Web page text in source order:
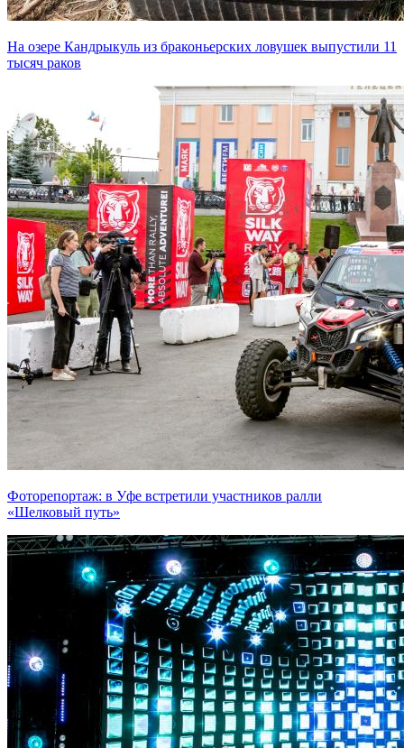
На озере Кандрыкуль из браконьерских ловушек выпустили 11
тысяч раков
Фоторепортаж: в Уфе встретили участников ралли
«Шелковый путь»